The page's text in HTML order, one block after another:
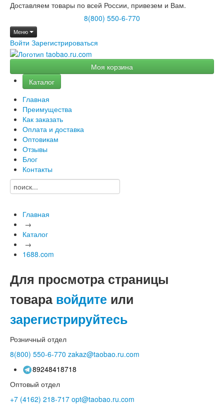
Доставляем товары по всей России, привезем и Вам.
8(800) 550-6-770
Меню
Войти Зарегистрироваться
Моя корзина
Каталог
Главная
Преимущества
Как заказать
Оплата и доставка
Оптовикам
Отзывы
Блог
Контакты
Главная
→
Каталог
→
1688.com
Для просмотра страницы
товара войдите или
зарегистрируйтесь
Розничный отдел
8(800) 550-6-770 zakaz@taobao.ru.com
89248418718
Оптовый отдел
+7 (4162) 218-717 opt@taobao.ru.com